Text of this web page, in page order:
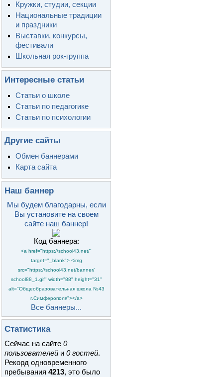
Кружки, студии, секции
Национальные традиции
и праздники
Выставки, конкурсы,
фестивали
Школьная рок-группа
Интересные статьи
Статьи о школе
Статьи по педагогике
Статьи по психологии
Другие сайты
Обмен баннерами
Карта сайта
Наш баннер
Мы будем благодарны, если
Вы установите на своем
сайте наш баннер!
Код баннера:
<a href="https://school43.net/"
target="_blank"> <img
src="https://school43.net/banner/
school88_1.gif" width="88" height="31"
alt="Общеобразовательная школа №43
г.Симферополя"></a>
Все баннеры...
Статистика
Сейчас на сайте 0
пользователей и 0 гостей.
Рекорд одновременного
пребывания 4213, это было